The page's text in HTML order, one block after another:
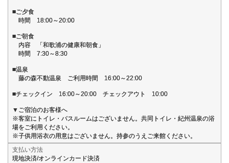
■ご夕食
時間 18:00～20:00
■ご朝食
内容 「和歌浦の健康和朝食」
時間 7:30～8:30
■温泉
藤の森不動温泉 ご利用時間 16:00～22:00
■チェックイン 16:00～20:00 チェックアウト 10:00
▼ご宿泊のお客様へ
※客室にトイレ・バスルームはございません。共同トイレ・紀州温泉の浴
場をご利用ください。
※子供用浴衣の用意はございません。持参のうえご来館ください。
支払い方法
現地決済/オンラインカード決済